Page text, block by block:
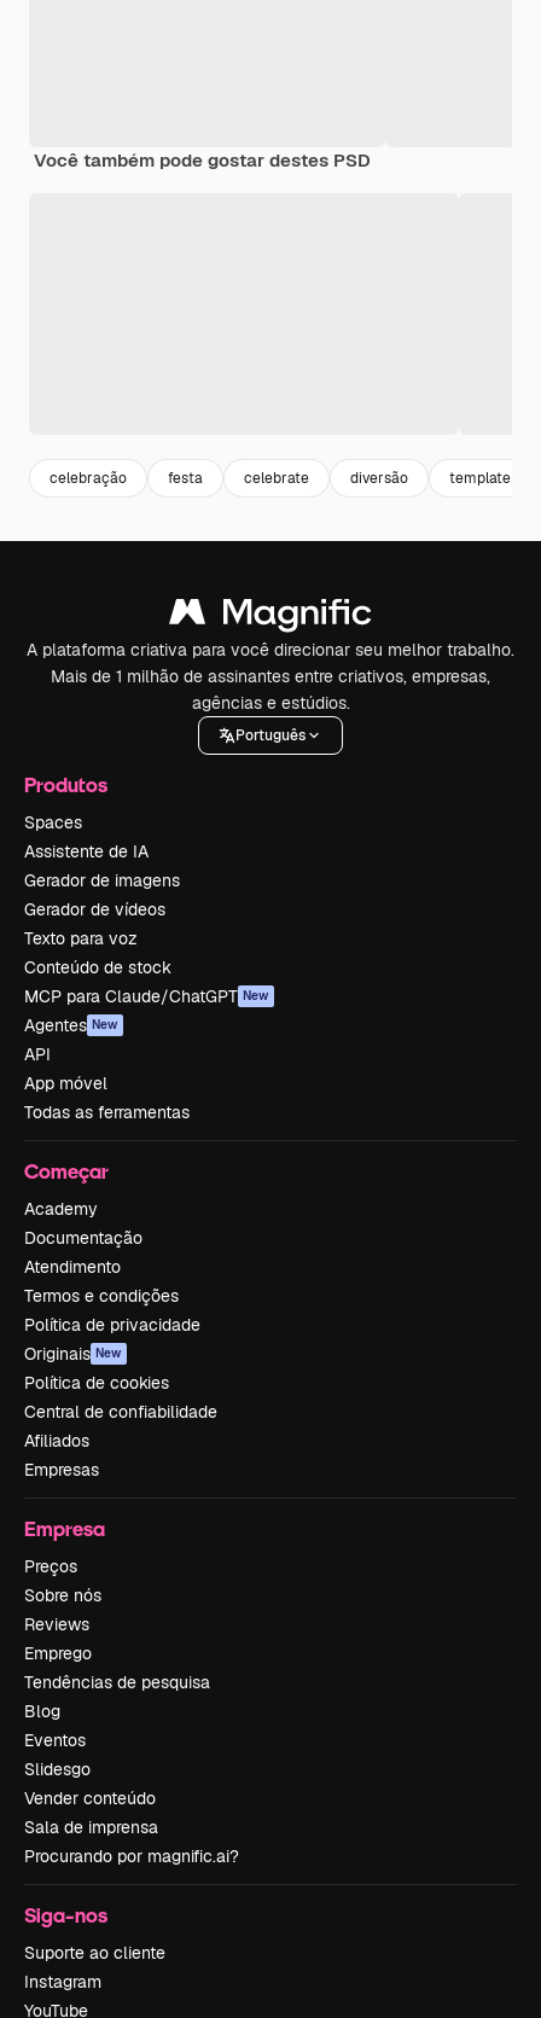
Você também pode gostar destes PSD
celebração festa celebrate diversão template
A plataforma criativa para você direcionar seu melhor trabalho.
Mais de 1 milhão de assinantes entre criativos, empresas,
agências e estúdios.
Português
Produtos
Spaces
Assistente de IA
Gerador de imagens
Gerador de vídeos
Texto para voz
Conteúdo de stock
MCP para Claude/ChatGPT New
Agentes New
API
App móvel
Todas as ferramentas
Começar
Academy
Documentação
Atendimento
Termos e condições
Política de privacidade
Originais New
Política de cookies
Central de confiabilidade
Afiliados
Empresas
Empresa
Preços
Sobre nós
Reviews
Emprego
Tendências de pesquisa
Blog
Eventos
Slidesgo
Vender conteúdo
Sala de imprensa
Procurando por magnific.ai?
Siga-nos
Suporte ao cliente
Instagram
YouTube